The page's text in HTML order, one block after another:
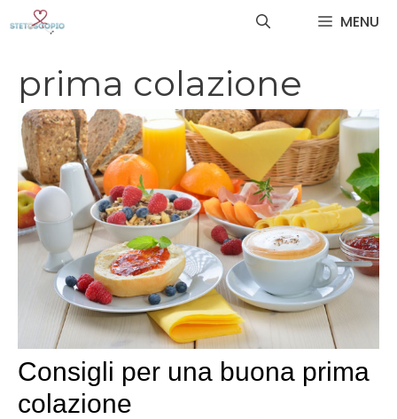
MENU
prima colazione
Consigli per una buona prima
colazione